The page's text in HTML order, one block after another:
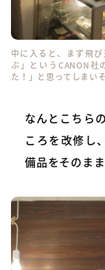
中に入ると、まず飛
ぶ」というCANON社
た！」と思ってしまい
なんとこちら
ころを改修し
備品をそのま